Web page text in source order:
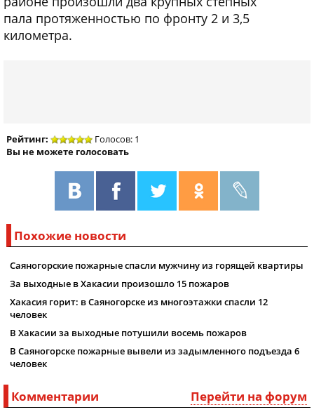
пала протяженностью по фронту 2 и 3,5
километра.
Рейтинг:
Голосов: 1
Вы не можете голосовать
Похожие новости
Саяногорские пожарные спасли мужчину из горящей квартиры
За выходные в Хакасии произошло 15 пожаров
Хакасия горит: в Саяногорске из многоэтажки спасли 12
человек
В Хакасии за выходные потушили восемь пожаров
В Саяногорске пожарные вывели из задымленного подъезда 6
человек
Перейти на форум
Комментарии